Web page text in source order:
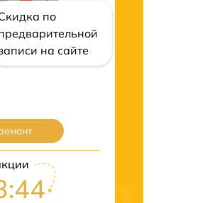
по
на сайте